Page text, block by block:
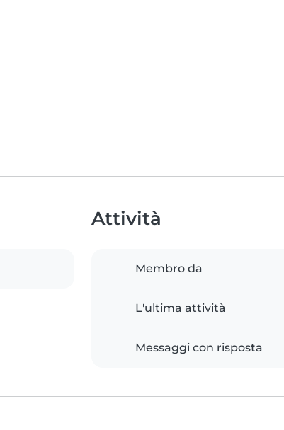
Attività
Membro da
L'ultima attività
Messaggi con risposta